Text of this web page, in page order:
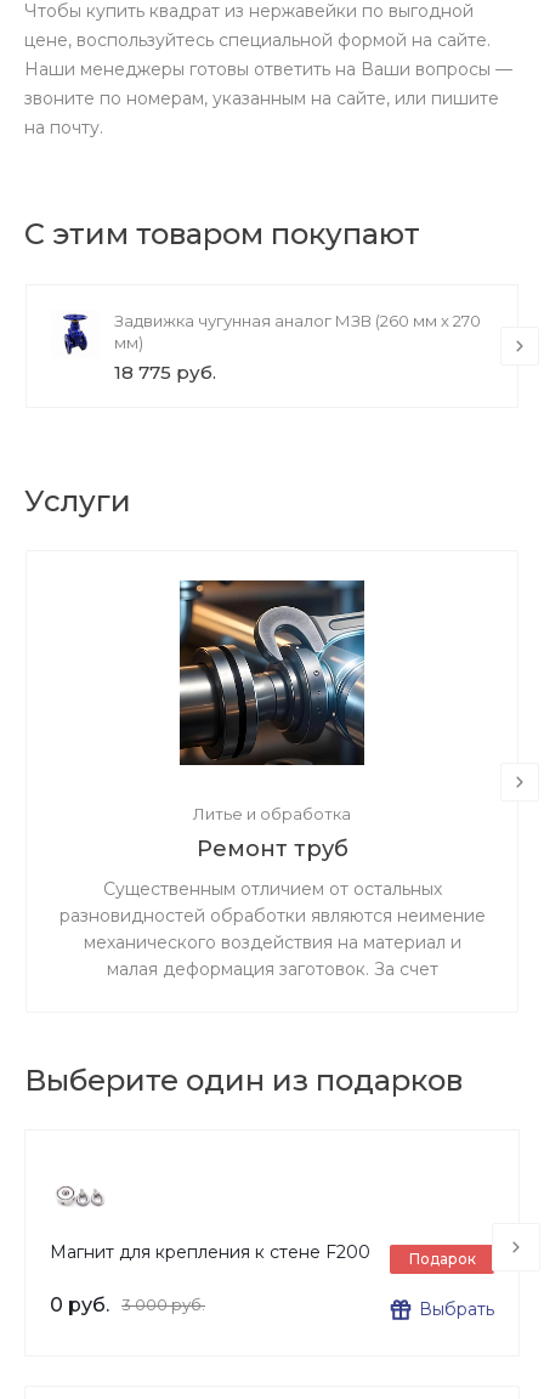
Чтобы купить квадрат из нержавейки по выгодной
цене, воспользуйтесь специальной формой на сайте.
Наши менеджеры готовы ответить на Ваши вопросы —
звоните по номерам, указанным на сайте, или пишите
на почту.
С этим товаром покупают
Задвижка чугунная аналог МЗВ (260 мм х 270
мм)
18 775 руб.
Услуги
Литье и обработка
Ремонт труб
Существенным отличием от остальных
разновидностей обработки являются неимение
механического воздействия на материал и
малая деформация заготовок. За счет
Выберите один из подарков
Магнит для крепления к стене F200
0 руб. 3 000 руб.
Подарок
Выбрать